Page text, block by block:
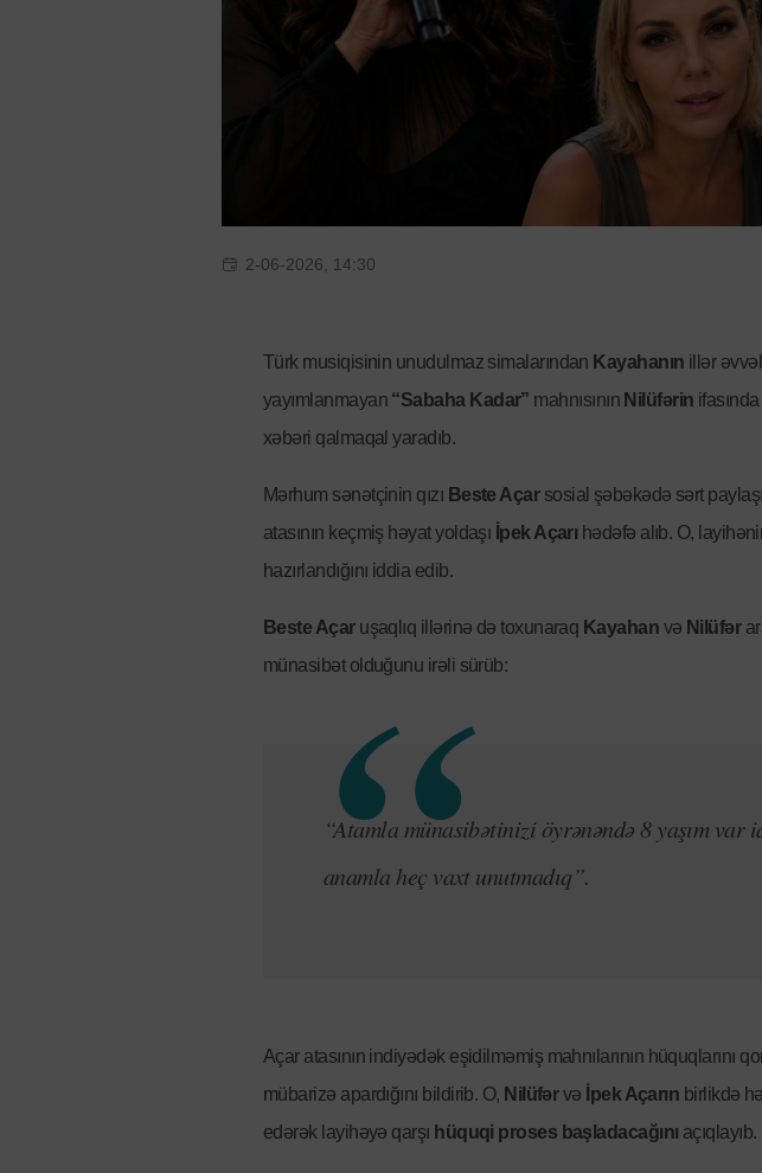
2-06-2026, 14:30
Türk musiqisinin unudulmaz simalarından Kayahanın illər
yayımlanmayan “Sabaha Kadar” mahnısının Nilüfərin
xəbəri qalmaqal yaradıb.
Mərhum sənətçinin qızı Beste Açarsosial şəbəkədə sərt
atasının keçmiş həyat yoldaşı İpek Açarı hədəfə alıb. O,
hazırlandığını iddia edib.
Beste Açaruşaqlıq illərinə də toxunaraq Kayahan və Nilüfər
münasibət olduğunu irəli sürüb:
“Atamla münasibətinizi öyrənəndə 8 yaşım var
anamla heç vaxt unutmadıq”.
Açar atasının indiyədək eşidilməmiş mahnılarının hüquqlarını
mübarizə apardığını bildirib. O, Nilüfərvə İpek Açarın birlikdə
edərək layihəyə qarşı hüquqi proses başladacağını açıqlayıb.